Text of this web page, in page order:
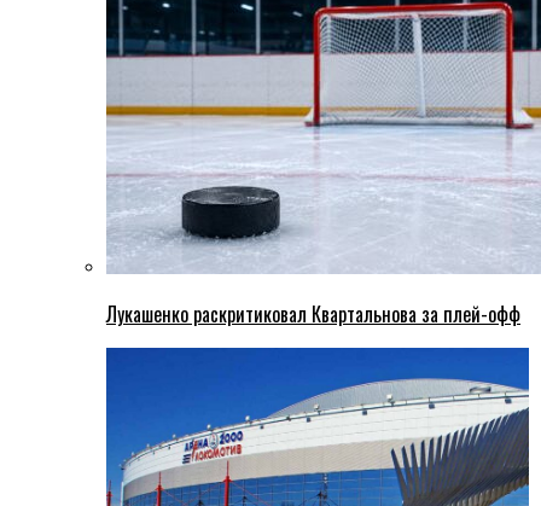
Лукашенко раскритиковал Квартальнова за плей-офф